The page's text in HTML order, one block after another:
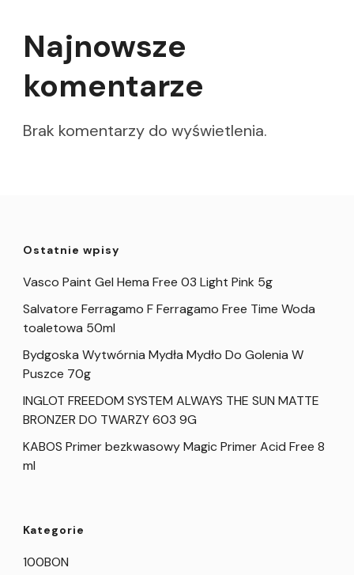
Najnowsze
komentarze
Brak komentarzy do wyświetlenia.
Ostatnie wpisy
Vasco Paint Gel Hema Free 03 Light Pink 5g
Salvatore Ferragamo F Ferragamo Free Time Woda
toaletowa 50ml
Bydgoska Wytwórnia Mydła Mydło Do Golenia W
Puszce 70g
INGLOT FREEDOM SYSTEM ALWAYS THE SUN MATTE
BRONZER DO TWARZY 603 9G
KABOS Primer bezkwasowy Magic Primer Acid Free 8
ml
Kategorie
100BON